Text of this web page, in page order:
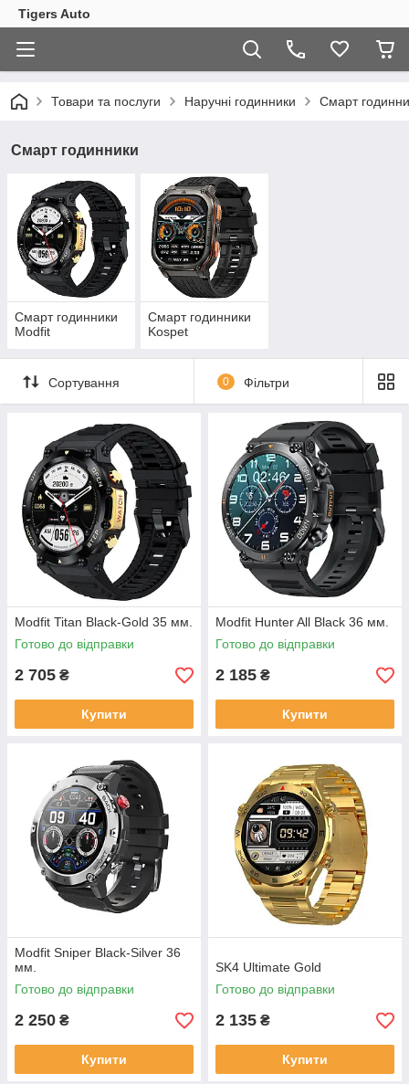
Tigers Auto
Товари та послуги Наручні годинники Смарт
Смарт годинники
Смарт годинники
Modfit
Смарт годинники
Kospet
Сортування 0 Фільтри
Modfit Titan Black-Gold 35 мм.
Готово до відправки
2 705 ₴
Купити
Modfit Hunter All Black 36 мм.
Готово до відправки
2 185 ₴
Купити
Modfit Sniper Black-Silver 36
мм.
Готово до відправки
2 250 ₴
Купити
SK4 Ultimate Gold
Готово до відправки
2 135 ₴
Купити